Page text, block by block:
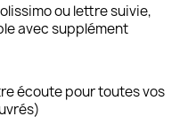
ou lettre suivie,
avec supplément
écoute pour toutes vos